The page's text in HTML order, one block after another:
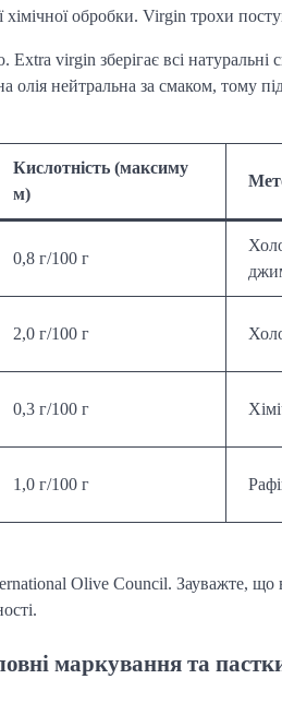
обробки. Virgin трохи
virgin зберігає всі натуральні
олія нейтральна за смаком, тому
Кислотність (максиму
м)
0,8 г/100 г
2,0 г/100 г
0,3 г/100 г
1,0 г/100 г
Olive Council. Зауважте,
маркування та